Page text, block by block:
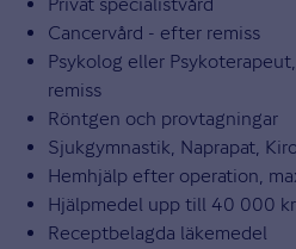
Cancervård - efter remiss
Psykolog eller
remiss
Röntgen och provtagningar
Sjukgymnastik, Naprapat,
Hemhjälp efter operation,
Hjälpmedel upp till 40 000 kr
Receptbelagda läkemedel